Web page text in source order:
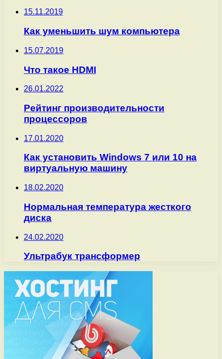
15.11.2019
Как уменьшить шум компьютера
15.07.2019
Что такое HDMI
26.01.2022
Рейтинг производительности
процессоров
17.01.2020
Как установить Windows 7 или 10 на
виртуальную машину
18.02.2020
Нормальная температура жесткого
диска
24.02.2020
Ультрабук трансформер